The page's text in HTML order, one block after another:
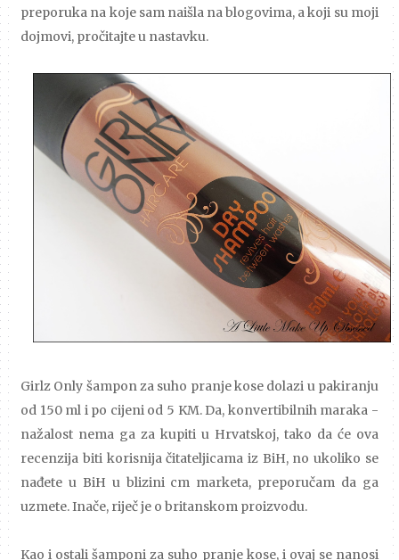
preporuka na koje sam naišla na blogovima, a koji su moji
dojmovi, pročitajte u nastavku.
Girlz Only šampon za suho pranje kose dolazi u pakiranju
od 150 ml i po cijeni od 5 KM. Da, konvertibilnih maraka -
nažalost nema ga za kupiti u Hrvatskoj, tako da će ova
recenzija biti korisnija čitateljicama iz BiH, no ukoliko se
nađete u BiH u blizini cm marketa, preporučam da ga
uzmete. Inače, riječ je o britanskom proizvodu.
Kao i ostali šamponi za suho pranje kose, i ovaj se nanosi